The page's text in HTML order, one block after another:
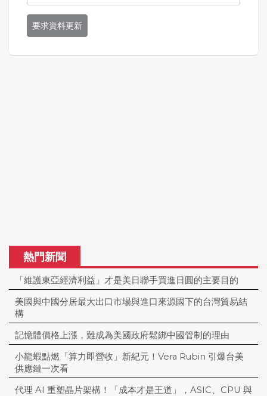
要求資料更新
熱門新聞
「維護東亞經濟利益」才是美日聯手買進日圓的主要目的
美國與中國分居最大出口市場與進口來源國下的台灣貿易結
構
記憶體價格上漲，難成為美國政府鬆綁中國管制的理由
小龍蝦點燃「算力即營收」新紀元！Vera Rubin 引爆台美
供應鏈一次看
代理 AI 重塑晶片架構！「成本才是王道」，ASIC、CPU 與